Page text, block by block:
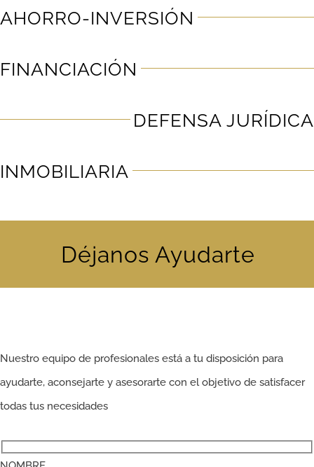
AHORRO-INVERSIÓN
FINANCIACIÓN
DEFENSA JURÍDICA
INMOBILIARIA
Déjanos Ayudarte
Nuestro equipo de profesionales está a tu disposición para
ayudarte, aconsejarte y asesorarte con el objetivo de satisfacer
todas tus necesidades